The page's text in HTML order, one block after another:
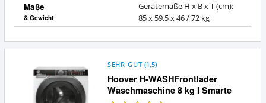
Maße
& Gewicht
Gerätemaße H x B x T (cm):
85 x 59,5 x 46 / 72 kg
Hoover H-WASHFrontlader
Waschmaschine 8 kg I Smarte
SEHR GUT (1,5)